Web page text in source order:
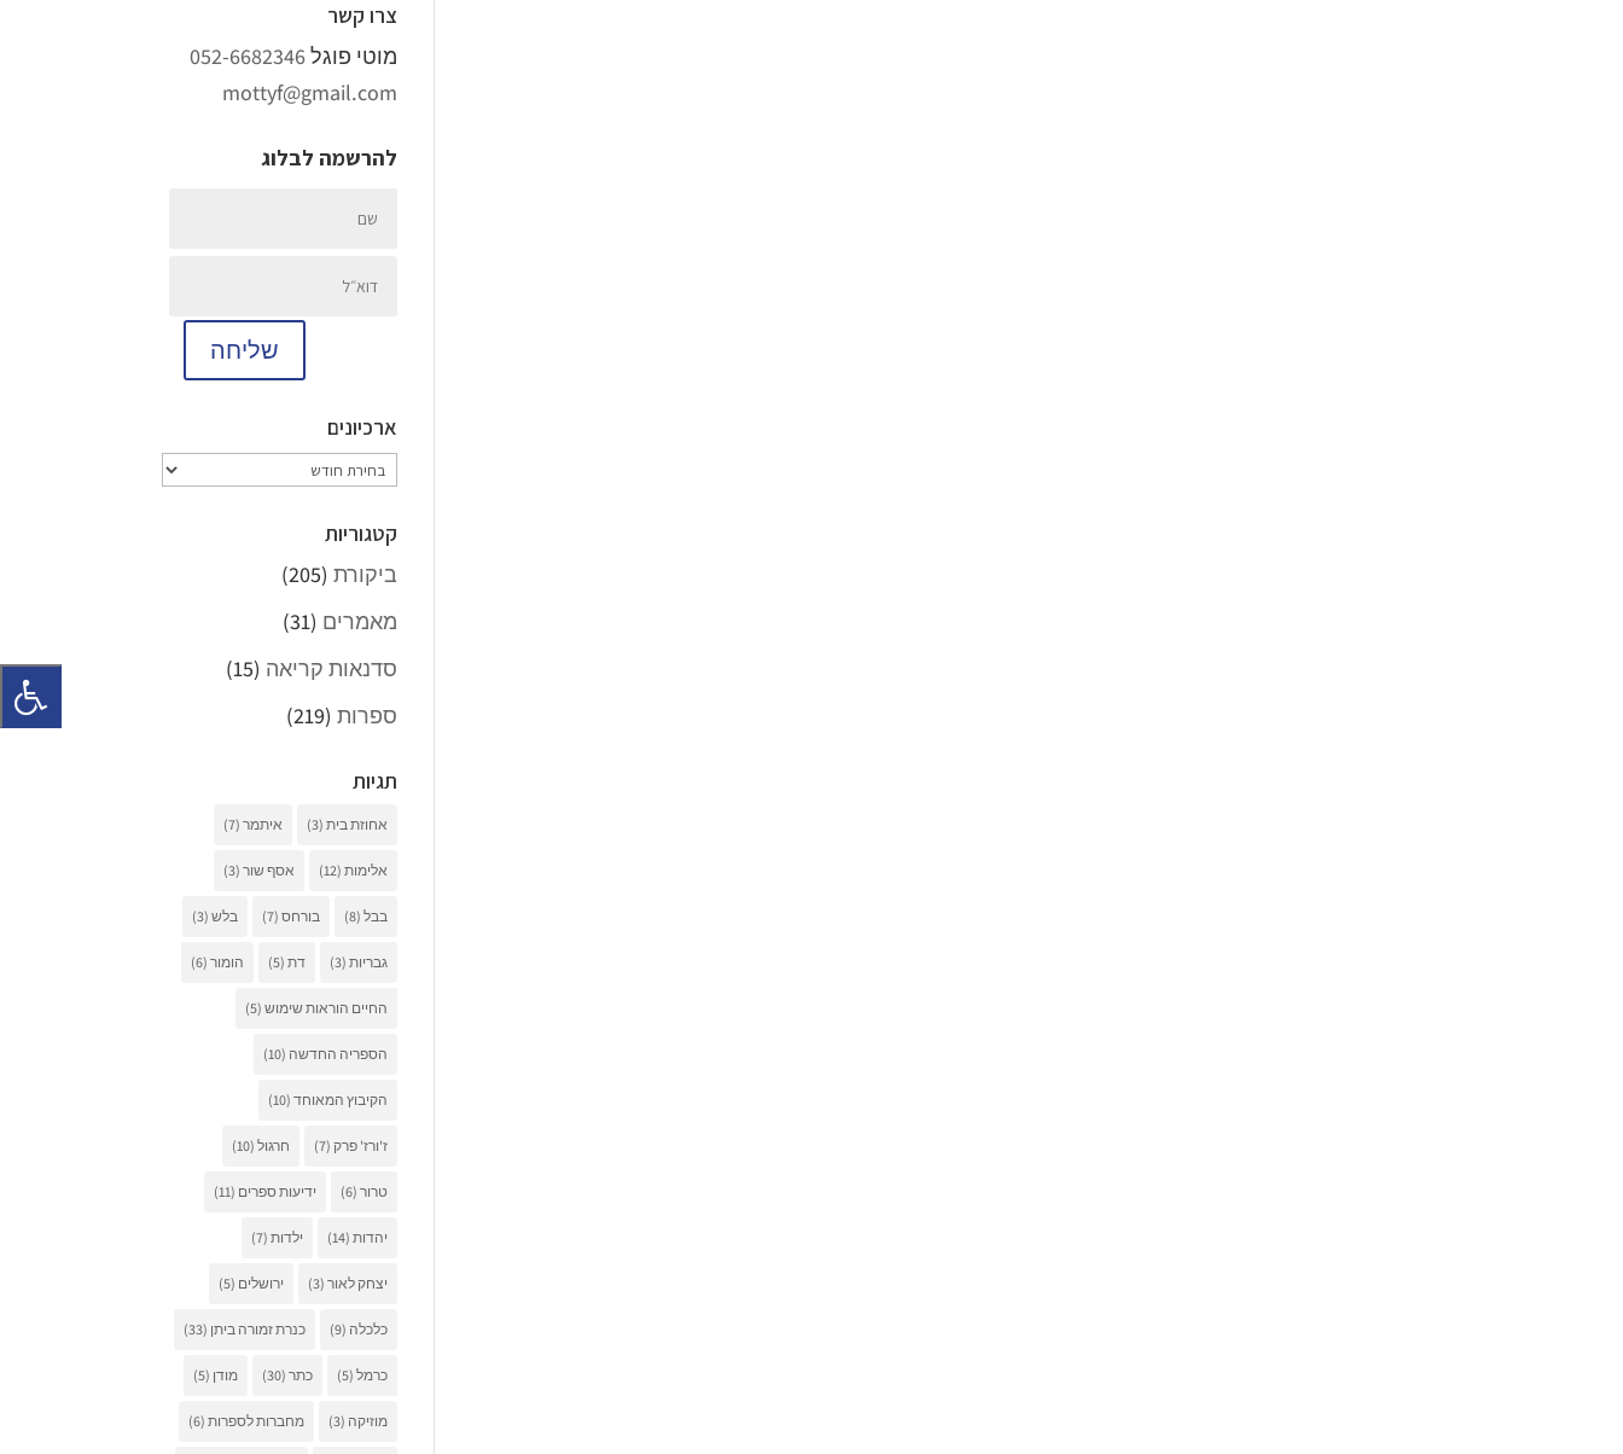
צרו קשר
מוטי פוגל052-6682346
mottyf@gmail.com
להרשמה לבלוג
שליחה
ארכיונים
ארכיונים
קטגוריות
ביקורת (205)
מאמרים (31)
סדנאות קריאה (15)
ספרות (219)
תגיות
אחוזת בית (3) איתמר (7)
אלימות (12) אסף שור (3)
בבל (8) בורחס (7) בלש (3)
גבריות (3) דת (5) הומור (6)
החיים הוראות שימוש (5)
הספריה החדשה (10)
הקיבוץ המאוחד (10)
ז'ורז' פרק (7) חרגול (10)
טרור (6) ידיעות ספרים (11)
יהדות (14) ילדות (7)
יצחק לאור (3) ירושלים (5)
כלכלה (9) כנרת זמורה ביתן (33)
כרמל (5) כתר (30) מודן (5)
מוזיקה (3) מחברות לספרות (6)